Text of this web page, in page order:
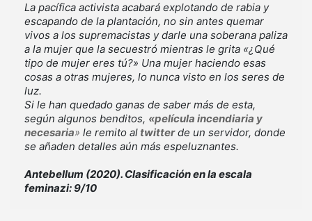
La pacífica activista acabará explotando de rabia y
escapando de la plantación, no sin antes quemar
vivos a los supremacistas y darle una soberana paliza
a la mujer que la secuestró mientras le grita «¿Qué
tipo de mujer eres tú?» Una mujer haciendo esas
cosas a otras mujeres, lo nunca visto en los seres de
luz.
Si le han quedado ganas de saber más de esta,
según algunos benditos, «película incendiaria y
necesaria» le remito al twitter de un servidor, donde
se añaden detalles aún más espeluznantes.
Antebellum (2020). Clasificación en la escala
feminazi: 9/10